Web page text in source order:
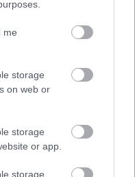
me
storage
on web or
storage
or app.
storage
már nem foghat ki
szurkolt Karesz és
Igyekeztem
sétáltam bele
nagy mentális
Örültem, hogy
ezzel is